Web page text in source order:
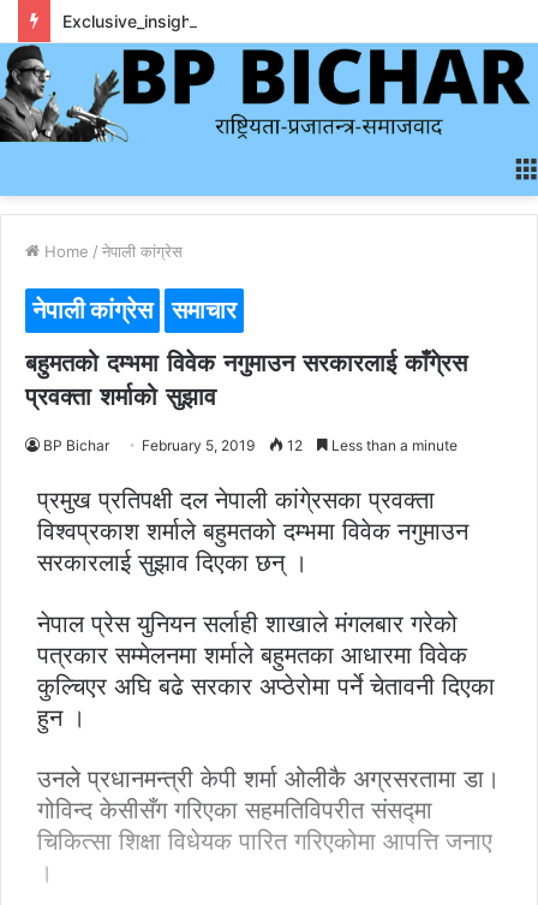
Home / नेपाली कांग्रेस
नेपाली कांग्रेस समाचार
बहुमतको दम्भमा विवेक नगुमाउन सरकारलाई काँगे्रस
प्रवक्ता शर्माको सुझाव
BP Bichar February 5, 2019 12 Less than a minute
प्रमुख प्रतिपक्षी दल नेपाली कांगे्रसका प्रवक्ता
विश्वप्रकाश शर्माले बहुमतको दम्भमा विवेक नगुमाउन
सरकारलाई सुझाव दिएका छन् ।
नेपाल प्रेस युनियन सर्लाही शाखाले मंगलबार गरेको
पत्रकार सम्मेलनमा शर्माले बहुमतका आधारमा विवेक
कुल्चिएर अघि बढे सरकार अप्ठेरोमा पर्ने चेतावनी दिएका
हुन ।
उनले प्रधानमन्त्री केपी शर्मा ओलीकै अग्रसरतामा डा।
गोविन्द केसीसँग गरिएका सहमतिविपरीत संसद्मा
चिकित्सा शिक्षा विधेयक पारित गरिएकोमा आपत्ति जनाए
।